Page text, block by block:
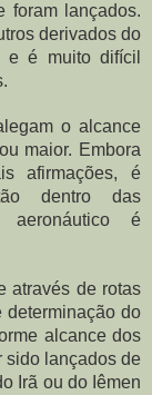
foram lançados.
derivados do
e é muito difícil
o alcance
maior. Embora
afirmações, é
dentro das
é
através de rotas
determinação do
alcance dos
sido lançados de
Irã ou do Iêmen